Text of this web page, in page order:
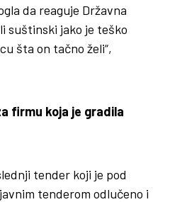
da reaguje Državna
suštinski jako je teško
šta on tačno želi“,
firmu koja je gradila
tender koji je pod
tenderom odlučeno i